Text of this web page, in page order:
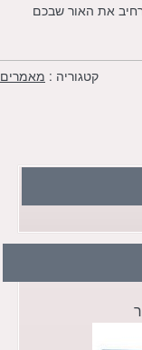
את האור שבכם
קטגוריה : מאמרים